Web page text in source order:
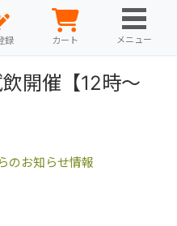
録 カート メニュー
開催【12時～
のお知らせ情報